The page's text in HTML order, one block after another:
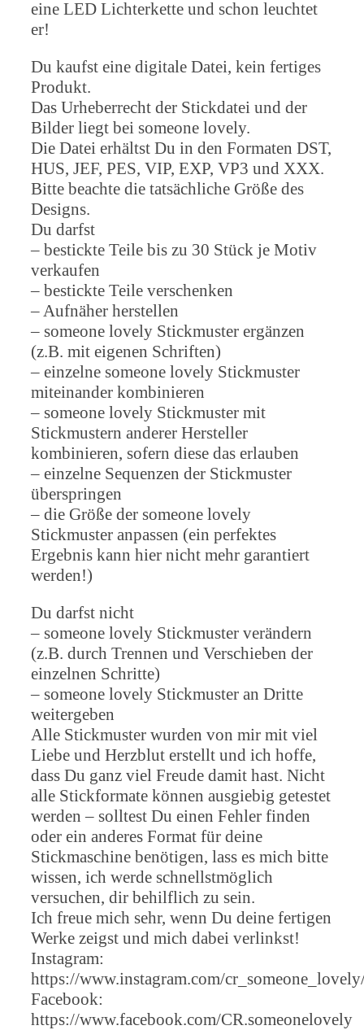
eine LED Lichterkette und schon leuchtet
er!
Du kaufst eine digitale Datei, kein fertiges
Produkt.
Das Urheberrecht der Stickdatei und der
Bilder liegt bei someone lovely.
Die Datei erhältst Du in den Formaten DST,
HUS, JEF, PES, VIP, EXP, VP3 und XXX.
Bitte beachte die tatsächliche Größe des
Designs.
Du darfst
– bestickte Teile bis zu 30 Stück je Motiv
verkaufen
– bestickte Teile verschenken
– Aufnäher herstellen
– someone lovely Stickmuster ergänzen
(z.B. mit eigenen Schriften)
– einzelne someone lovely Stickmuster
miteinander kombinieren
– someone lovely Stickmuster mit
Stickmustern anderer Hersteller
kombinieren, sofern diese das erlauben
– einzelne Sequenzen der Stickmuster
überspringen
– die Größe der someone lovely
Stickmuster anpassen (ein perfektes
Ergebnis kann hier nicht mehr garantiert
werden!)
Du darfst nicht
– someone lovely Stickmuster verändern
(z.B. durch Trennen und Verschieben der
einzelnen Schritte)
– someone lovely Stickmuster an Dritte
weitergeben
Alle Stickmuster wurden von mir mit viel
Liebe und Herzblut erstellt und ich hoffe,
dass Du ganz viel Freude damit hast. Nicht
alle Stickformate können ausgiebig getestet
werden – solltest Du einen Fehler finden
oder ein anderes Format für deine
Stickmaschine benötigen, lass es mich bitte
wissen, ich werde schnellstmöglich
versuchen, dir behilflich zu sein.
Ich freue mich sehr, wenn Du deine fertigen
Werke zeigst und mich dabei verlinkst!
Instagram:
https://www.instagram.com/
Facebook:
https://www.facebook.com/CR.someonelovely